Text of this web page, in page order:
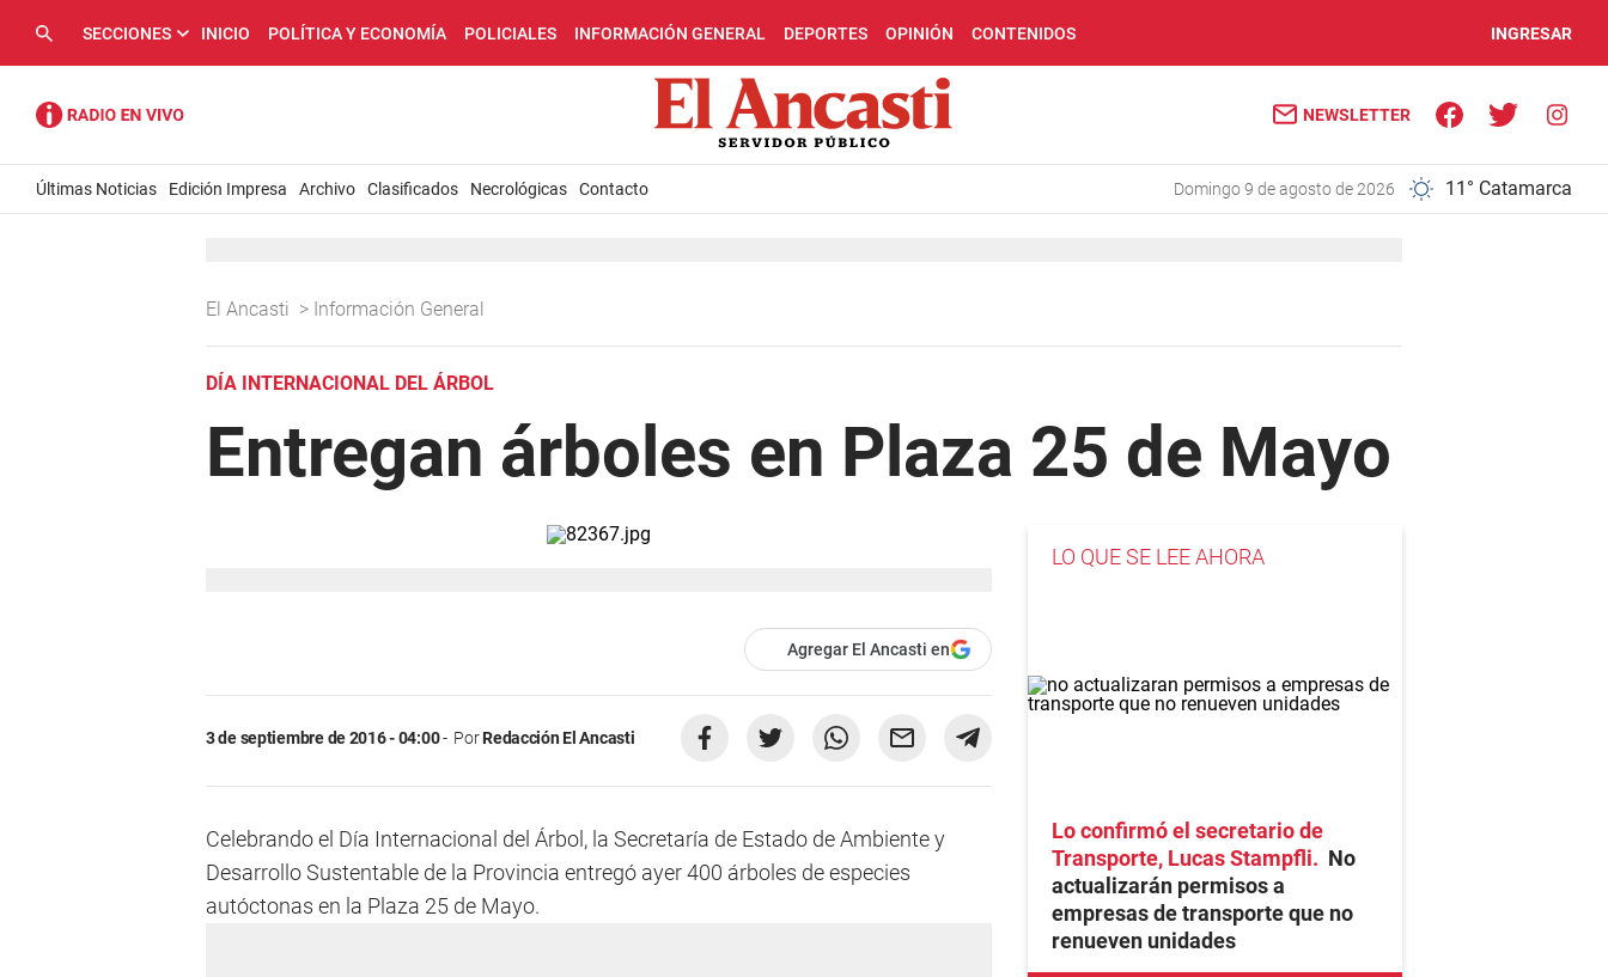
SECCIONES INICIO POLÍTICA Y ECONOMÍA POLICIALES INFORMACIÓN GENERAL DEPORTES OPINIÓN CONTENIDOS INGRESAR
NEWSLETTER
Últimas Noticias Edición Impresa Archivo Clasificados Necrológicas Contacto domingo 9 de agosto de 2026 11° Catamarca
El Ancasti > Información General
DÍA INTERNACIONAL DEL ÁRBOL
Entregan árboles en Plaza 25 de Mayo
Agregar El Ancasti en
3 de septiembre de 2016 - 04:00 PorRedacción El Ancasti
Celebrando el Día Internacional del Árbol, la Secretaría de Estado de Ambiente y
Desarrollo Sustentable de la Provincia entregó ayer 400 árboles de especies
autóctonas en la Plaza 25 de Mayo.
LO QUE SE LEE AHORA
Lo confirmó el secretario de
Transporte, Lucas Stampfli
No
actualizarán permisos a
empresas de transporte que no
renueven unidades